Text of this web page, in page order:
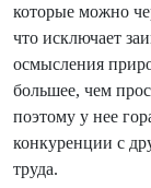
которые можно
что исключает
осмысления
большее, чем
поэтому у нее
конкуренции с
труда.